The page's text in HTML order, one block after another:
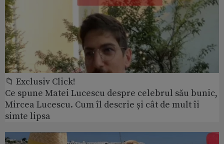
📁 Exclusiv Click!
Ce spune Matei Lucescu despre celebrul său bunic,
Mircea Lucescu. Cum îl descrie și cât de mult îi
simte lipsa